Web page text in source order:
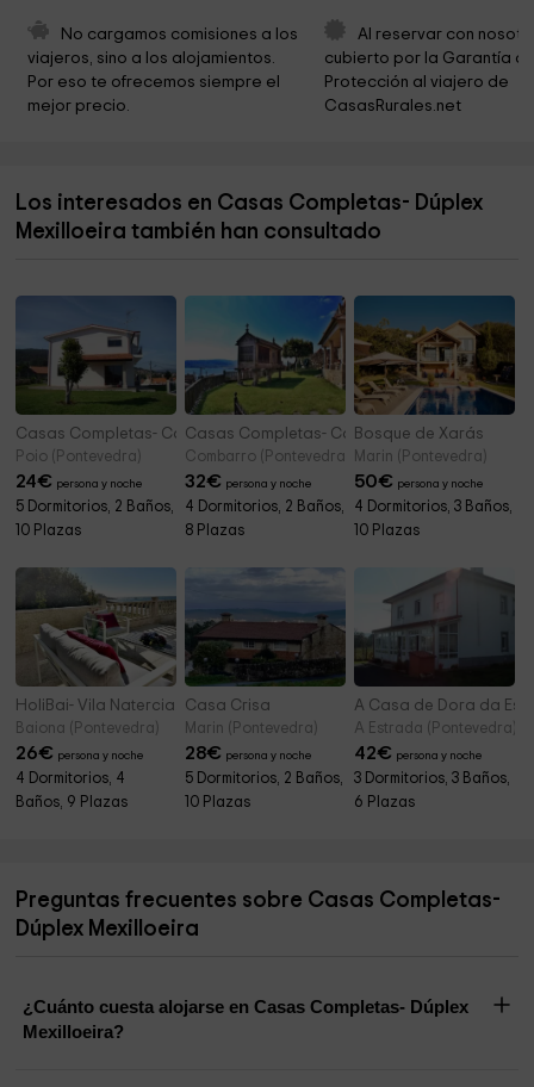
Templo Pequeño De Sanxenxo
iglesiA
Igrexa de Santa María de Besomaño 10,6 km
Igrexa de San Xoán de Leiro 11,1 km
No cargamos comisiones a los
viajeros, sino a los alojamientos.
Por eso te ofrecemos siempre el
mejor precio.
Al reservar con
cubierto por la Garantía
Protección al viajero de
CasasRurales.net
Los interesados en Casas Completas- Dúplex
Mexilloeira también han consultado
Casas Completas- Casa Casalvito
Poio (Pontevedra)
24€ persona y noche
5 Dormitorios, 2 Baños,
10 Plazas
Casas Completas- Casa Combarro
Combarro (Pontevedra)
32€ persona y noche
4 Dormitorios, 2 Baños,
8 Plazas
Bosque de Xarás
Marin (Pontevedra)
50€ persona y noche
4 Dormitorios, 3 Baños,
10 Plazas
HoliBai- Vila Natercia. Susurros del mar
Baiona (Pontevedra)
26€ persona y noche
4 Dormitorios, 4
Baños, 9 Plazas
Casa Crisa
Marin (Pontevedra)
28€ persona y noche
5 Dormitorios, 2 Baños,
10 Plazas
A Casa de Dora da
A Estrada (Pontevedra)
42€ persona y noche
3 Dormitorios, 3 Baños,
6 Plazas
Preguntas frecuentes sobre Casas Completas-
Dúplex Mexilloeira
¿Cuánto cuesta alojarse en Casas Completas- Dúplex
Mexilloeira?